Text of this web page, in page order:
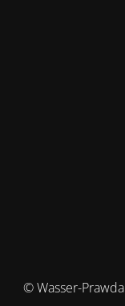
© Wasser-